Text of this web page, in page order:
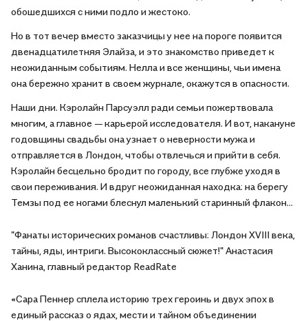
обошедшихся с ними подло и жестоко.
Но в тот вечер вместо заказчицы у нее на пороге появится
двенадцатилетняя Элайза, и это знакомство приведет к
неожиданным событиям. Нелла и все женщины, чьи имена
она бережно хранит в своем журнале, окажутся в опасности.
Наши дни. Кэролайн Парсуэлл ради семьи пожертвовала
многим, а главное — карьерой исследователя. И вот, накануне
годовщины свадьбы она узнает о неверности мужа и
отправляется в Лондон, чтобы отвлечься и прийти в себя.
Кэролайн бесцельно бродит по городу, все глубже уходя в
свои переживания. И вдруг неожиданная находка: на берегу
Темзы под ее ногами блеснул маленький старинный флакон...
"Фанаты исторических романов счастливы: Лондон XVIII века,
тайны, яды, интриги. Высококлассный сюжет!" Анастасия
Ханина, главный редактор ReadRate
«Сара Пеннер сплела историю трех героинь и двух эпох в
единый рассказ о ядах, мести и тайном объединении